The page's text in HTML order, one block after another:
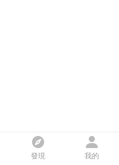
發現 我的